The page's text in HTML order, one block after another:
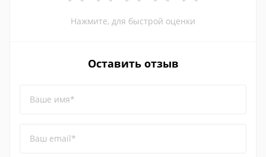
Нажмите, для быстрой оценки
Оставить отзыв
Ваше имя*
Ваш email*